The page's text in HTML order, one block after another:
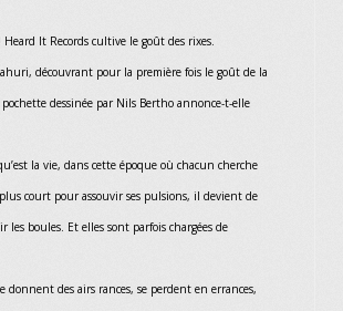
It Records cultive le goût des rixes.
découvrant pour la première fois le goût de la
dessinée par Nils Bertho annonce-t-elle
la vie, dans cette époque où chacun cherche
court pour assouvir ses pulsions, il devient de
les boules. Et elles sont parfois chargées de
donnent des airs rances, se perdent en errances,